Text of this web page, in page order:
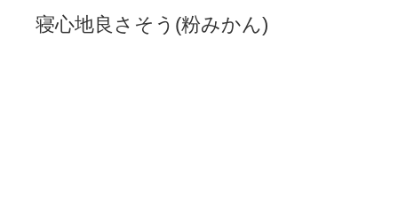
寝心地良さそう(粉みかん)